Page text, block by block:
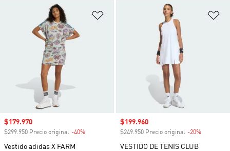
Añadir a la lista de deseos
Precio de venta
$179.970
$299.950 Precio original -40%
Vestido adidas X FARM
Precio de venta
$199.960
$249.950 Precio original -20%
VESTIDO DE TENIS CLUB